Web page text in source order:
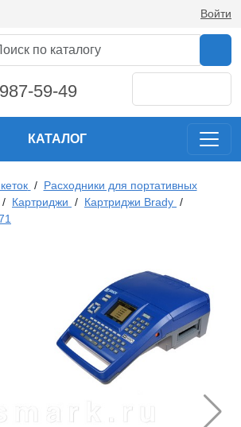
Войти
59-49
КАТАЛОГ
/ Расходники для портативных
/ Картриджи / Картриджи Brady /